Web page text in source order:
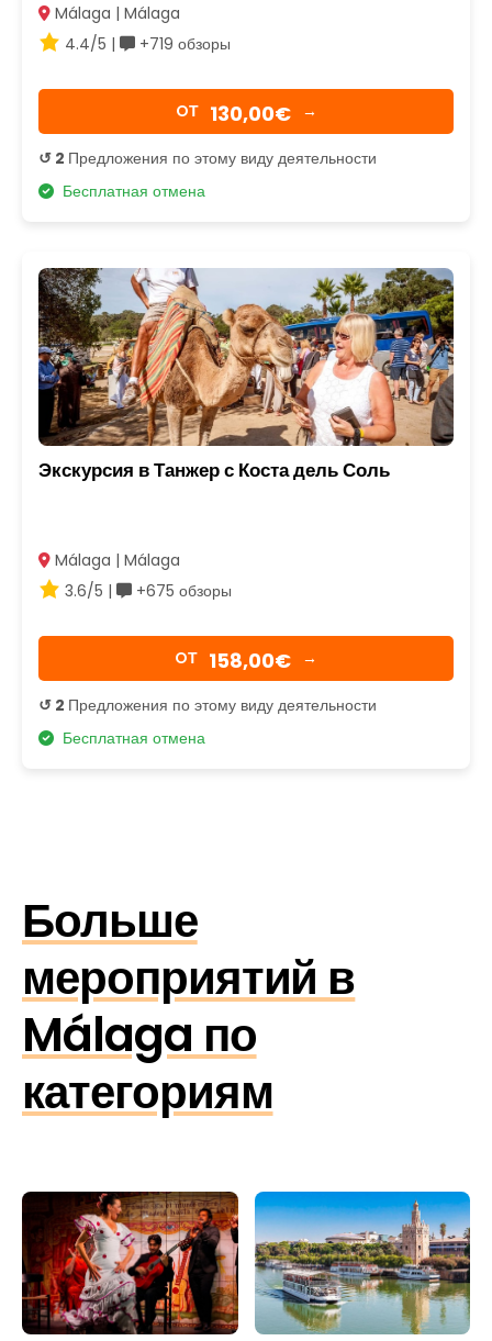
Málaga | Málaga
4.4/5 |
+719 обзоры
OТ 130,00€ →
↺ 2 Предложения по этому виду деятельности
Бесплатная отмена
Экскурсия в Танжер с Коста дель Соль
Málaga | Málaga
3.6/5 |
+675 обзоры
OТ 158,00€ →
↺ 2 Предложения по этому виду деятельности
Бесплатная отмена
Больше
мероприятий в
Málaga по
категориям